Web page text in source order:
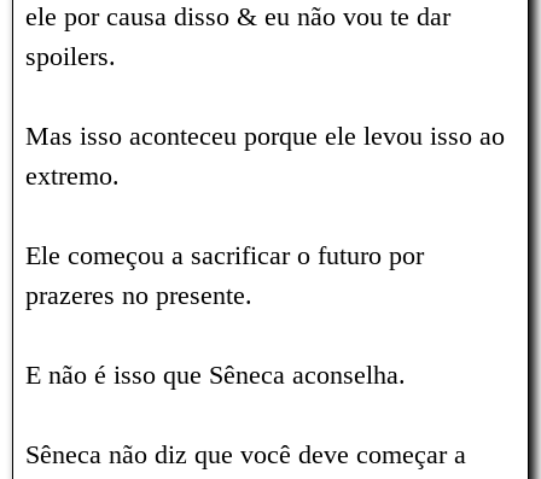
ele por causa disso & eu não vou te dar
spoilers.
Mas isso aconteceu porque ele levou isso ao
extremo.
Ele começou a sacrificar o futuro por
prazeres no presente.
E não é isso que Sêneca aconselha.
Sêneca não diz que você deve começar a